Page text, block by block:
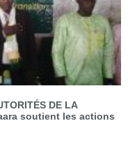
DE LA
soutient les actions